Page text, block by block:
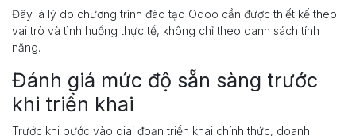
Đây là lý do chương trình đào tạo Odoo cần được thiết kế theo
vai trò và tình huống thực tế, không chỉ theo danh sách tính
năng.
Đánh giá mức độ sẵn sàng trước
khi triển khai
Trước khi bước vào giai đoạn triển khai chính thức, doanh